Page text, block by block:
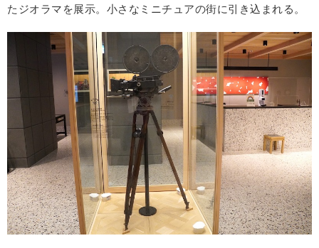
たジオラマを展示。小さなミニチュアの街に引き込まれる。